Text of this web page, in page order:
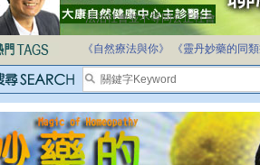
法治社會並不等同公正社會
自家教育合法化-推動多元化教育，全
《自然療法與你》 《靈丹妙藥的同類